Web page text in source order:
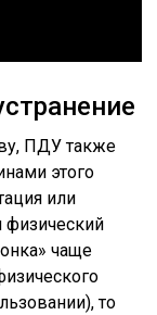
ПДУ также
этого
или
чаще
то